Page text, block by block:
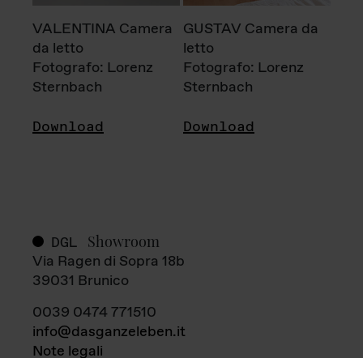
VALENTINA Camera
da letto
Fotografo: Lorenz
Sternbach
Download
GUSTAV Camera da
letto
Fotografo: Lorenz
Sternbach
Download
DGL Showroom
Via Ragen di Sopra 18b
39031 Brunico
0039 0474 771510
info@dasganzeleben.it
Note legali